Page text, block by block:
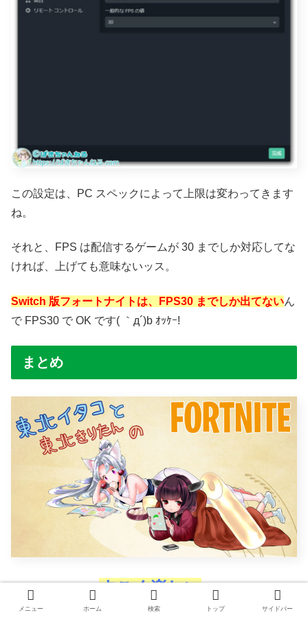
この設定は、PC スペックによって上限は変わってきます
ね。
それと、FPS は配信するゲームが 30 までしか対応してな
ければ、上げても意味ないッス。
Switch 版フォートナイトは、FPS30 までしか出てないん
で FPS30 で OK です( ｀д´)b ｵｯｹｰ!
まとめ
ゲーム配信って、 すごく楽しい んだよっ！
メニュー ホーム 検索 トップ サイドバー